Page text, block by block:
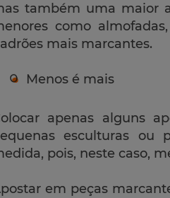
também uma maior
como
mais marcantes.
Menos é mais
apenas alguns
esculturas ou
pois, neste caso,
em peças